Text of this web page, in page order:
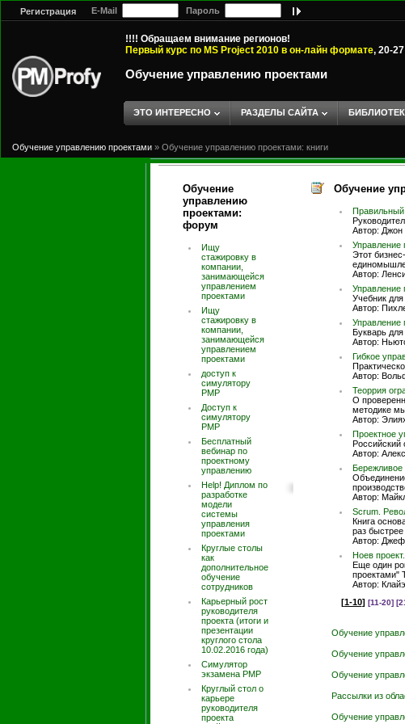
Регистрация E-Mail Пароль
!!!! Обращаем внимание регионов!
Первый курс по MS Project 2010 в он-лайн формате, 20-
Обучение управлению проектами
ЭТО ИНТЕРЕСНО РАЗДЕЛЫ САЙТА
Обучение управлению проектами » Обучение управлению проектами: книги
Обучение
управлению
проектами:
форум
Ищу
стажировку в
компании,
занимающейся
управлением
проектами
Ищу
стажировку в
компании,
занимающейся
управлением
проектами
доступ к
симулятору
PMP
Доступ к
симулятору
РМР
Бесплатный
вебинар по
проектному
управлению
Help! Диплом по
разработке
модели
системы
управления
проектами
Круглые столы
как
дополнительное
обучение
сотрудников
Карьерный рост
руководителя
проекта (итоги и
презентации
круглого стола
10.02.2016 года)
Симулятор
экзамена PMP
Круглый стол о
карьере
руководителя
проекта
Обучение
Правильный
Автор:
Управление
Этот
Автор:
Управление
Учебник
Автор:
Управление
Букварь для
Автор:
Гибкое
Автор:
Теоррия
О
методике
Автор:
Проектное
Российский
Автор:
Бережливое
Автор:
Scrum.
Книга
раз
Автор:
Ноев
Еще один
проектами"
Автор:
[1-10] [11-20]
Обучение
Обучение
Обучение
Рассылки из
Обучение